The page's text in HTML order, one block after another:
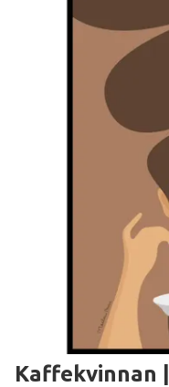
Kaffekvinnan